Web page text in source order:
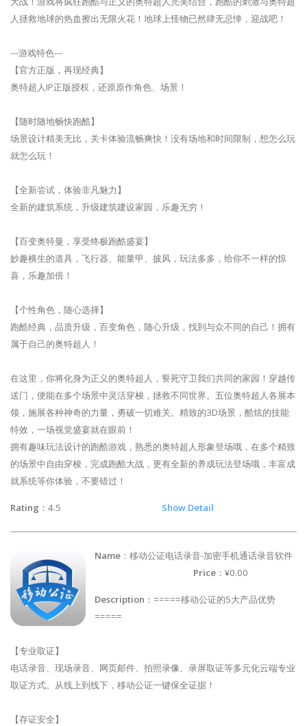
人拯救地球的热血擦出无限火花！地球上怪物已然肆无忌惮，迎战吧！
---游戏特色---
【官方正版，再现经典】
奥特超人IP正版授权，还原原作角色、场景！
【随时随地畅快跑酷】
场景设计精美无比，关卡体验流畅爽快！没有场地和时间限制，想怎么玩
就怎么玩！
【全新尝试，体验非凡魅力】
全新的建筑系统，升级建筑建设家园，乐趣无穷！
【百变奥特曼，享受终极跑酷盛宴】
妙趣横生的道具，飞行器、能量甲、披风，玩法多多，给你不一样的惊
喜，乐趣加倍！
【个性角色，随心选择】
跑酷经典，品质升级，百变角色，随心升级，找到与众不同的自己！拥有
属于自己的奥特超人！
在这里，你将化身为正义的奥特超人，誓死守卫我们共同的家园！穿越传
送门，便能在多个场景中灵活穿梭，拯救不同世界。五位奥特超人各展本
领，施展各种神奇的力量，勇破一切难关。精致的3D场景，酷炫的技能
特效，一场视觉盛宴就在眼前！
拥有趣味玩法设计的跑酷游戏，熟悉的奥特超人形象登场哦，在多个精致
的场景中自由穿梭，完成跑酷大战，更有全新的养成玩法登场哦，丰富成
就系统等你体验，不要错过！
Rating ：4.5 Show Detail
Name ：移动公证电话录音-加密手机通话录音软件
Price ：¥0.00
Description ：=====移动公证的5大产品优势
=====
【专业取证】
电话录音、现场录音、网页邮件、拍照录像、录屏取证等多元化云端专业
取证方式。从线上到线下，移动公证一键保全证据！
【存证安全】